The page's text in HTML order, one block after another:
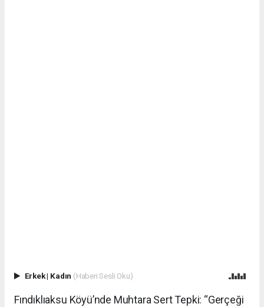
Erkek| Kadın (Haberi Sesli Oku)
Fındıklıaksu Köyü’nde Muhtara Sert Tepki: “Gerçeği